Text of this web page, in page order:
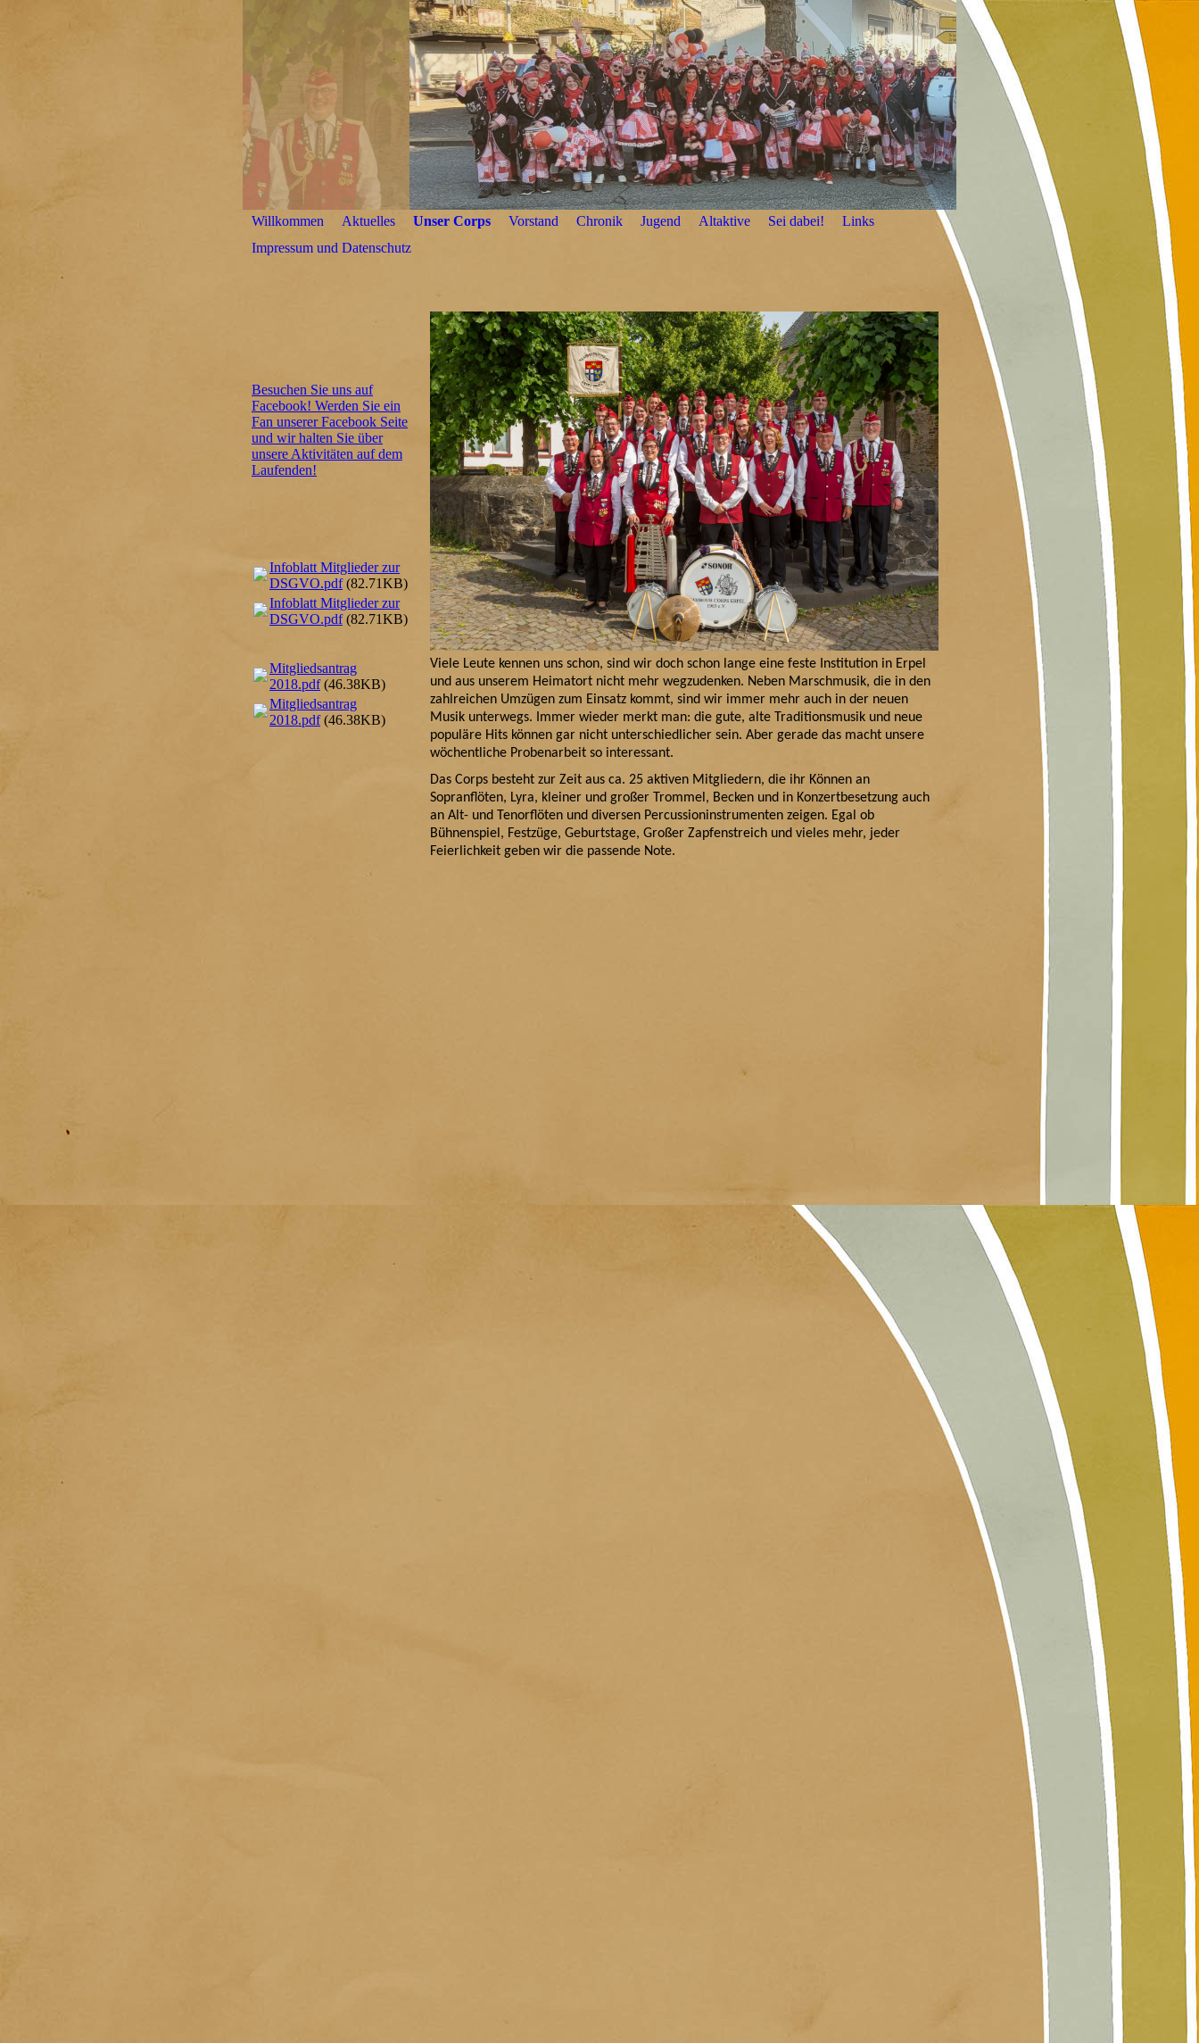
Willkommen Aktuelles Unser Corps Vorstand Chronik Jugend Altaktive Sei dabei!
Links
Impressum und Datenschutz
Besuchen Sie uns auf
Facebook! Werden Sie ein
Fan unserer Facebook Seite
und wir halten Sie über
unsere Aktivitäten auf dem
Laufenden!
Infoblatt Mitglieder zur
DSGVO.pdf(82.71KB)
Infoblatt Mitglieder zur
DSGVO.pdf(82.71KB)
Mitgliedsantrag
2018.pdf(46.38KB)
Mitgliedsantrag
2018.pdf(46.38KB)
Viele Leute kennen uns schon, sind wir doch schon lange eine feste Institution in Erpel
und aus unserem Heimatort nicht mehr wegzudenken. Neben Marschmusik, die in den
zahlreichen Umzügen zum Einsatz kommt, sind wir immer mehr auch in der neuen
Musik unterwegs. Immer wieder merkt man: die gute, alte Traditionsmusik und neue
populäre Hits können gar nicht unterschiedlicher sein. Aber gerade das macht unsere
wöchentliche Probenarbeit so interessant.
Das Corps besteht zur Zeit aus ca. 25 aktiven Mitgliedern, die ihr Können an
Sopranflöten, Lyra, kleiner und großer Trommel, Becken und in Konzertbesetzung auch
an Alt- und Tenorflöten und diversen Percussioninstrumenten zeigen. Egal ob
Bühnenspiel, Festzüge, Geburtstage, Großer Zapfenstreich und vieles mehr, jeder
Feierlichkeit geben wir die passende Note.